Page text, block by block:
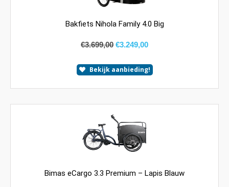
Bakfiets Nihola Family 4.0 Big
€3.699,00 €3.249,00
Bekijk aanbieding!
Bimas eCargo 3.3 Premium – Lapis Blauw